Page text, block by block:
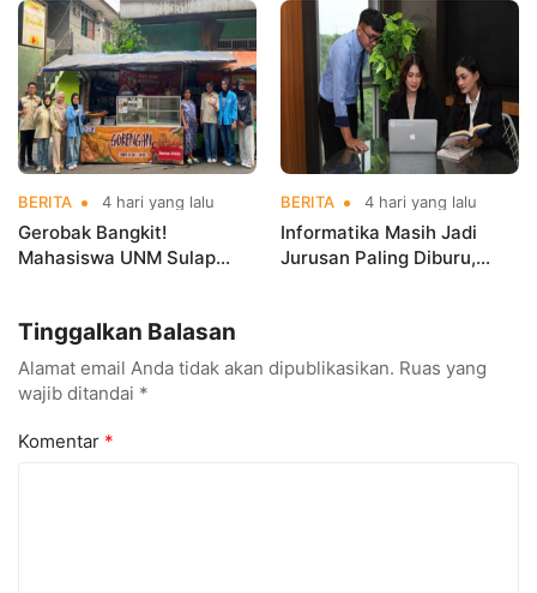
Kerja Sebelum Lulus
Indonesia Open
Championships 2026
BERITA 4 hari yang lalu
Gerobak Bangkit!
Mahasiswa UNM Sulap
BERITA 4 hari yang lalu
Informatika Masih Jadi
Jurusan Paling Diburu,
Tinggalkan Balasan
Alamat email Anda tidak akan dipublikasikan. Ruas yang
wajib ditandai *
Komentar *